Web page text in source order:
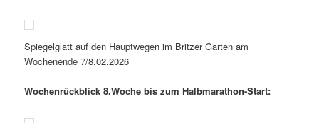
Spiegelglatt auf den Hauptwegen im Britzer Garten am
Wochenende 7/8.02.2026
Wochenrückblick 8.Woche bis zum Halbmarathon-Start: